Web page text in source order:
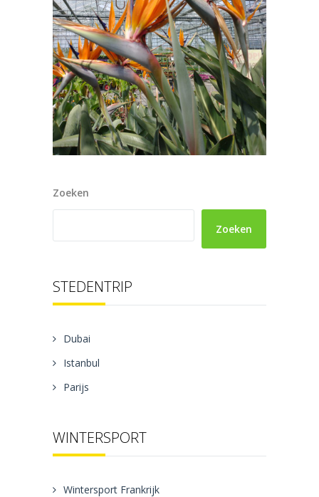
Zoeken
Zoeken
STEDENTRIP
Dubai
Istanbul
Parijs
WINTERSPORT
Wintersport Frankrijk